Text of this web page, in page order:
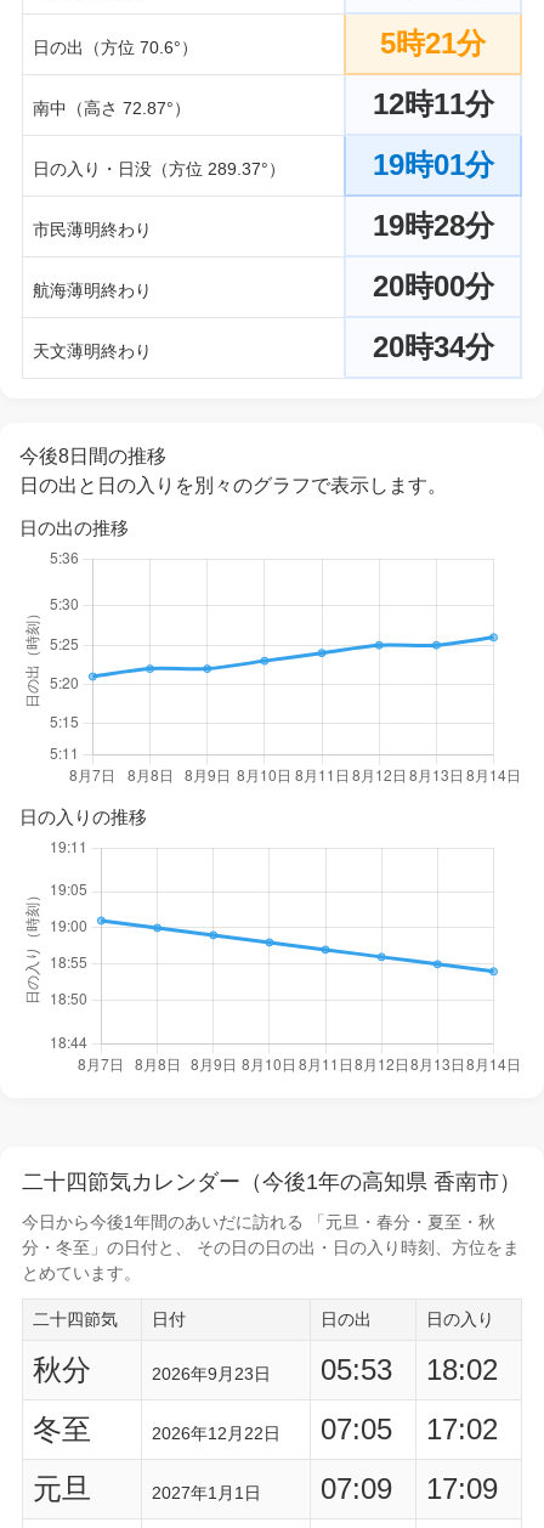
日の出（方位 70.6°） 5時21分
南中（高さ 72.87°） 12時11分
日の入り・日没（方位 289.37°） 19時01分
市民薄明終わり 19時28分
航海薄明終わり 20時00分
天文薄明終わり 20時34分
今後8日間の推移
日の出と日の入りを別々のグラフで表示します。
日の出の推移
日の入りの推移
二十四節気カレンダー（今後1年の高知県 香南市）
今日から今後1年間のあいだに訪れる 「元旦・春分・夏至・秋
分・冬至」の日付と、 その日の日の出・日の入り時刻
、方位をま
とめています。
二十四節気 日付 日の出 日の入り
秋分 2026年9月23日 05:53
18:02
冬至
2026年12月22日 07:05
17:02
元旦
2027年1月1日 07:09
17:09